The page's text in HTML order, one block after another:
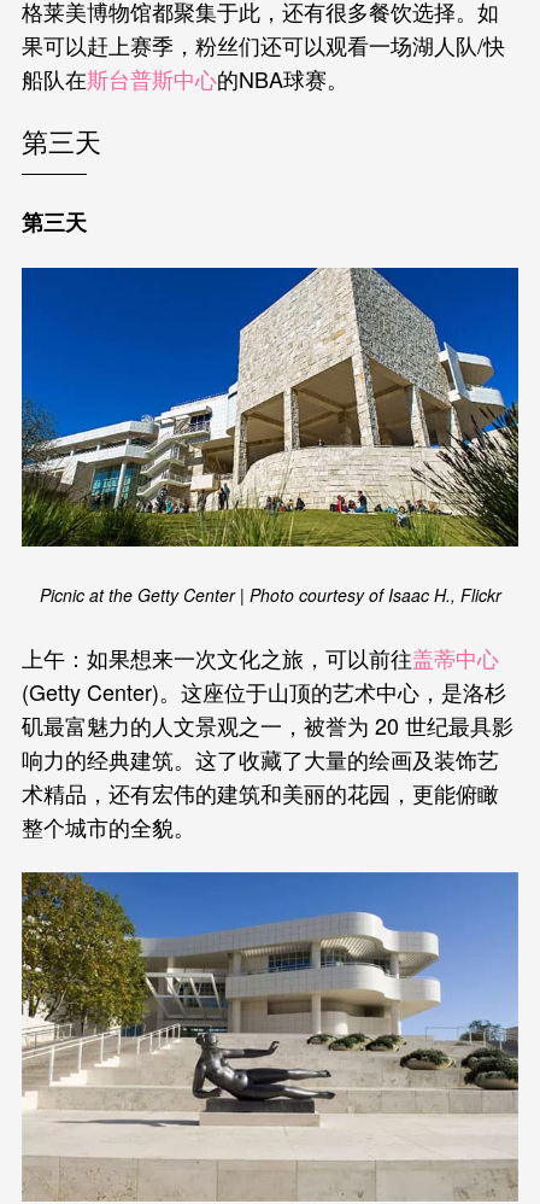
格莱美博物馆都聚集于此，还有很多餐饮选择。如
果可以赶上赛季，粉丝们还可以观看一场湖人队/快
船队在斯台普斯中心的NBA球赛。
第三天
第三天
Picnic at the Getty Center | Photo courtesy of Isaac H., Flickr
上午：如果想来一次文化之旅，可以前往盖蒂中心
(Getty Center)。这座位于山顶的艺术中心，是洛杉
矶最富魅力的人文景观之一，被誉为 20 世纪最具影
响力的经典建筑。这了收藏了大量的绘画及装饰艺
术精品，还有宏伟的建筑和美丽的花园，更能俯瞰
整个城市的全貌。